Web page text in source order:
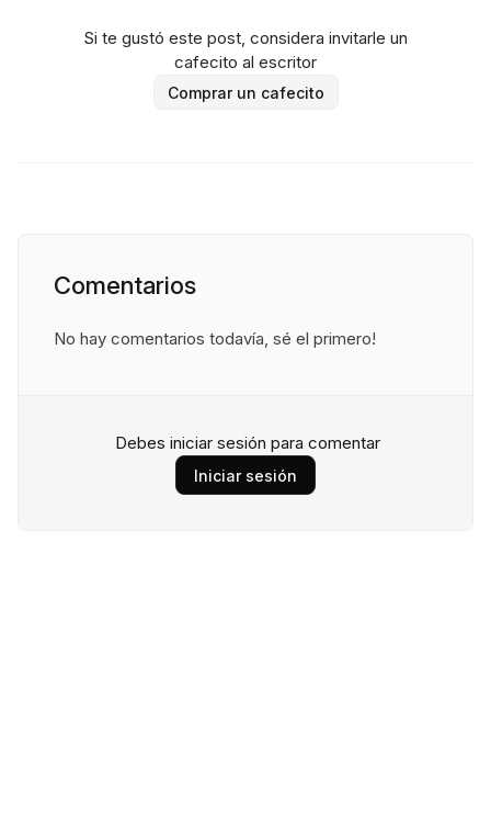
Si te gustó este post, considera invitarle un
cafecito al escritor
Comprar un cafecito
Comentarios
No hay comentarios todavía, sé el primero!
Debes iniciar sesión para comentar
Iniciar sesión